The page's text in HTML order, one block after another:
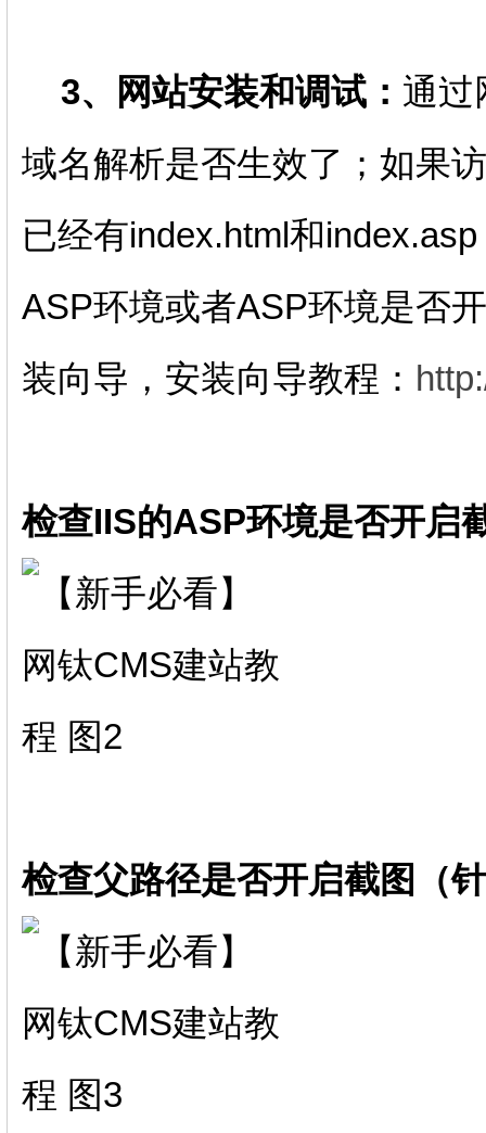
3、网站安装和调试： 通过
域名解析是否生效了；如果
已经有index.html和
ASP环境或者ASP环境是否
装向导，安装向导教程：
检查IIS的ASP环境是否开启
检查父路径是否开启截图（